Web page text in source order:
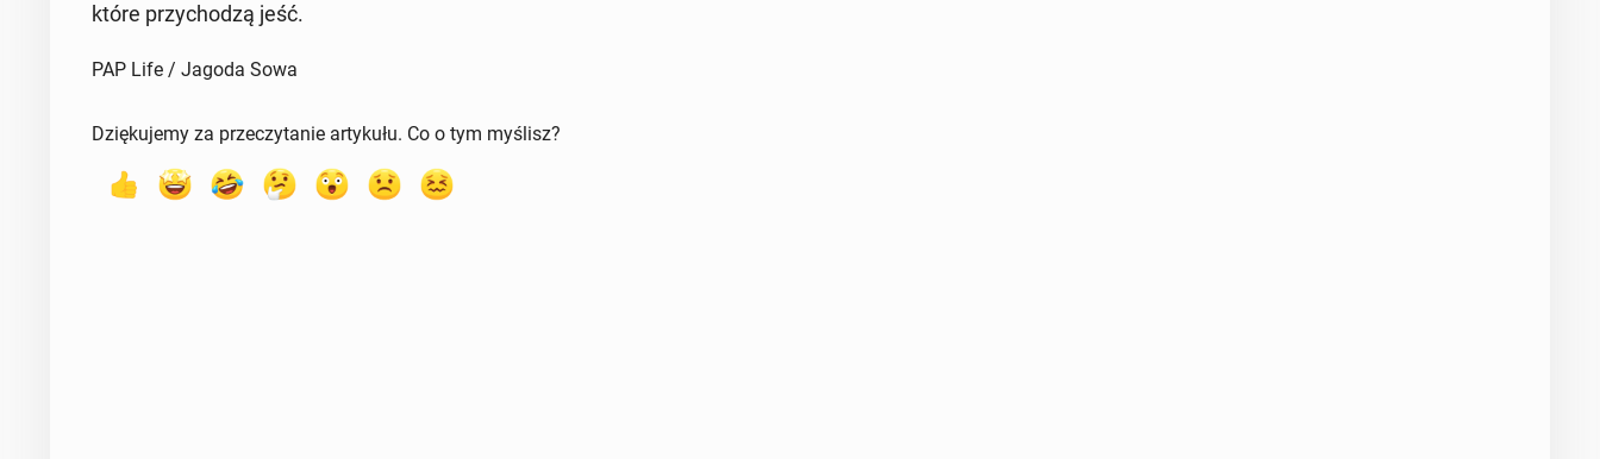
które przy­cho­dzą jeść.
PAP Life / Jagoda Sowa
Dziękujemy za przeczytanie artykułu. Co o tym myślisz?